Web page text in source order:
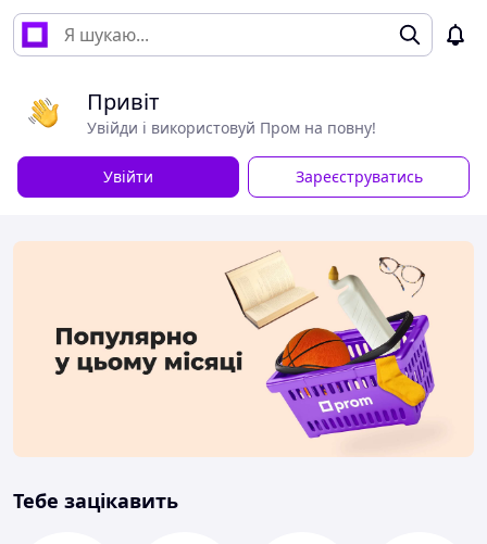
Привіт
Увійди і використовуй Пром на повну!
Увійти Зареєструватись
Тебе зацікавить